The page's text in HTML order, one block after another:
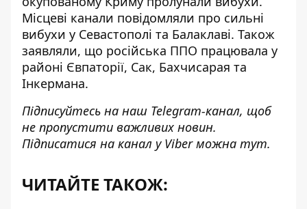
Місцеві канали повідомляли про сильні
вибухи у Севастополі та Балаклаві. Також
заявляли, що російська ППО працювала у
районі Євпаторії, Сак, Бахчисарая та
Інкермана.
Підписуйтесь на наш Telegram-канал, щоб
не пропустити важливих новин.
Підписатися на канал у Viber можна тут.
ЧИТАЙТЕ ТАКОЖ: